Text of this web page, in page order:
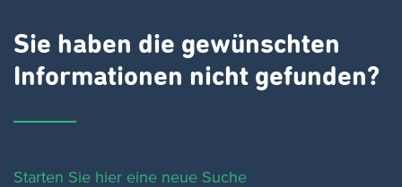
Sie haben die gewünschten
Informationen nicht gefunden?
Starten Sie hier eine neue Suche